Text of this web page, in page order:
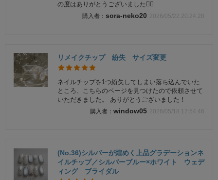
の度はありがとうございました🙇‍♀️
sora-neko20 2026/05/22 20:24:28
リメイクチップ 紛失 サイズ変更
ネイルチップを1つ紛失してしまい落ち込んでいた
ところ、こちらのページを見つけたので依頼させて
いただきました。 ありがとうございました！
window05 2026/05/18 17:54:46
(No.36)シルバーが煌めく上品グラデーションネ
イルチップ／シルバーブルー×ホワイト ウェデ
ィング ブライダル